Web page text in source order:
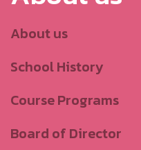
About us
School History
Course Programs
Board of Director